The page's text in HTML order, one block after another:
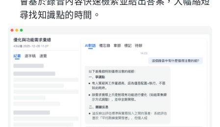
尋找知識點的時間。